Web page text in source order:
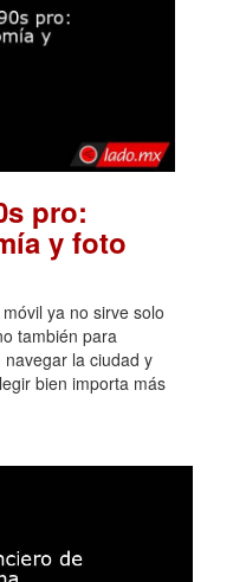
pro:
y foto
ya no sirve solo
también para
la ciudad y
bien importa más